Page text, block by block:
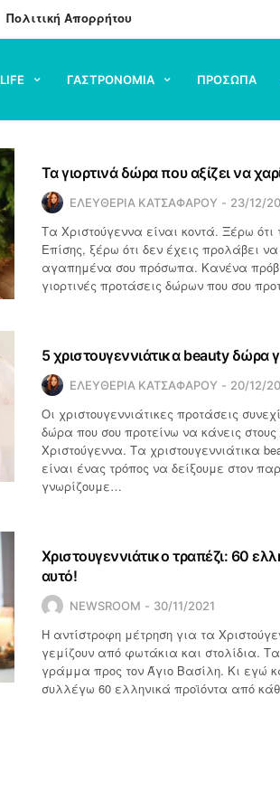
Πολιτική Απορρήτου
LIFE ΓΑΣΤΡΟΝΟΜΙΑ ΠΡΟΣΩΠΑ
Τα γιορτινά δώρα που αξίζει να
ΕΛΕΥΘΕΡΙΑ ΚΑΤΣΑΦΑΡΟΥ 23/12/
Τα Χριστούγεννα είναι κοντά. Ξέρω
Επίσης, ξέρω ότι δεν έχεις προλάβει
αγαπημένα σου πρόσωπα. Κανένα
γιορτινές προτάσεις δώρων που σου
5 χριστουγεννιάτικα beauty δώρα
ΕΛΕΥΘΕΡΙΑ ΚΑΤΣΑΦΑΡΟΥ 20/12/
Οι χριστουγεννιάτικες προτάσεις
δώρα που σου προτείνω να κάνεις
Χριστούγεννα. Τα χριστουγεννιάτικα
είναι ένας τρόπος να δείξουμε στον
γνωρίζουμε…
Χριστουγεννιάτικο τραπέζι: 60
αυτό!
NEWSROOM 30/11/2021
Η αντίστροφη μέτρηση για τα
γεμίζουν από φωτάκια και στολίδια.
γράμμα προς τον Άγιο Βασίλη. Κι εγώ
συλλέγω 60 ελληνικά προϊόντα από